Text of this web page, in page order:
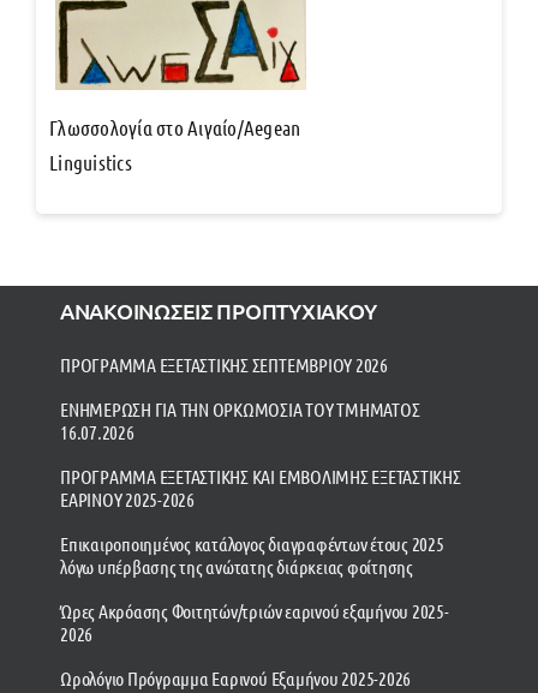
Γλωσσολογία στο Αιγαίο/Aegean
Linguistics
ΑΝΑΚΟΙΝΩΣΕΙΣ ΠΡΟΠΤΥΧΙΑΚΟΥ
ΠΡΟΓΡΑΜΜΑ ΕΞΕΤΑΣΤΙΚΗΣ ΣΕΠΤΕΜΒΡΙΟΥ 2026
ΕΝΗΜΕΡΩΣΗ ΓΙΑ ΤΗΝ ΟΡΚΩΜΟΣΙΑ ΤΟΥ ΤΜΗΜΑΤΟΣ
16.07.2026
ΠΡΟΓΡΑΜΜΑ ΕΞΕΤΑΣΤΙΚΗΣ ΚΑΙ ΕΜΒΟΛΙΜΗΣ ΕΞΕΤΑΣΤΙΚΗΣ
ΕΑΡΙΝΟΥ 2025-2026
Επικαιροποιημένος κατάλογος διαγραφέντων έτους 2025
λόγω υπέρβασης της ανώτατης διάρκειας φοίτησης
Ώρες Ακρόασης Φοιτητών/τριών εαρινού εξαμήνου 2025-
2026
Ωρολόγιο Πρόγραμμα Εαρινού Εξαμήνου 2025-2026